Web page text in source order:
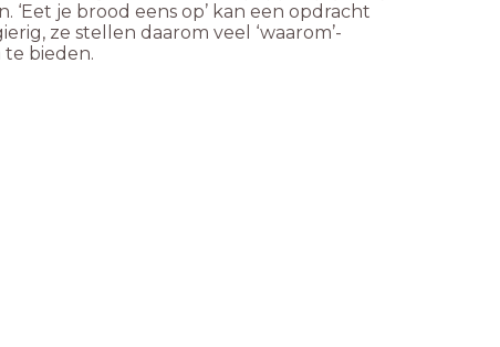
je brood eens op’ kan een opdracht
ze stellen daarom veel ‘waarom’-
bieden.